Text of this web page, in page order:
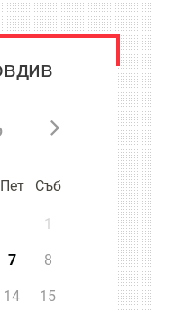
Пет Съб
1
7 8
14 15